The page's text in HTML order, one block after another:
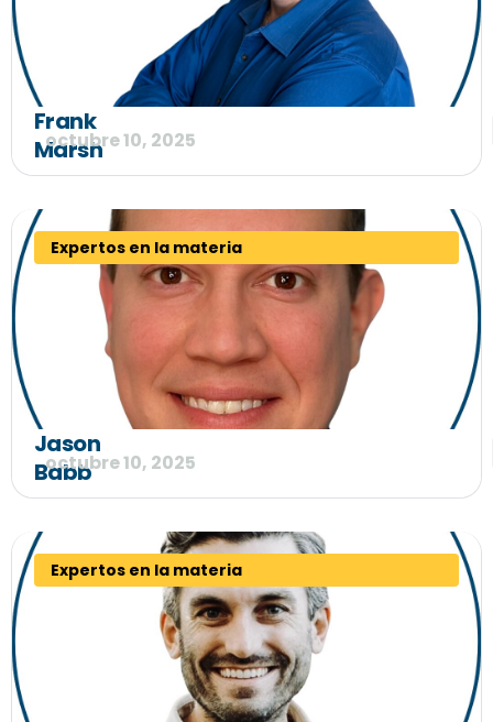
Frank
Marsh
octubre 10, 2025
Expertos en la materia
Jason
Babb
octubre 10, 2025
Expertos en la materia